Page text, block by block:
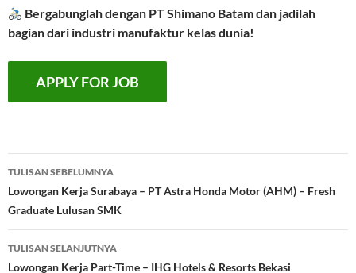
Bergabunglah dengan PT Shimano Batam dan jadilah
bagian dari industri manufaktur kelas dunia!
Navigasi
Tulisan
TULISAN SEBELUMNYA
Lowongan Kerja Surabaya – PT Astra Honda Motor (AHM) – Fresh
Graduate Lulusan SMK
TULISAN SELANJUTNYA
Lowongan Kerja Part-Time – IHG Hotels & Resorts Bekasi